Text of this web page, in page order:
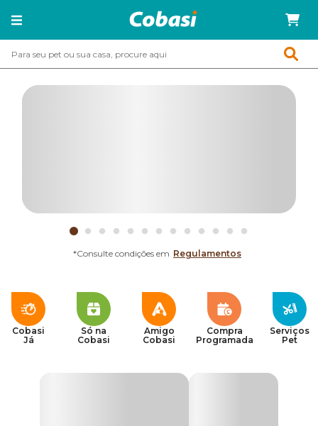
*Consulte condições em Regulamentos
Cobasi
Já
Só na
Cobasi
Amigo
Cobasi
Compra
Programada
Serviços
Pet